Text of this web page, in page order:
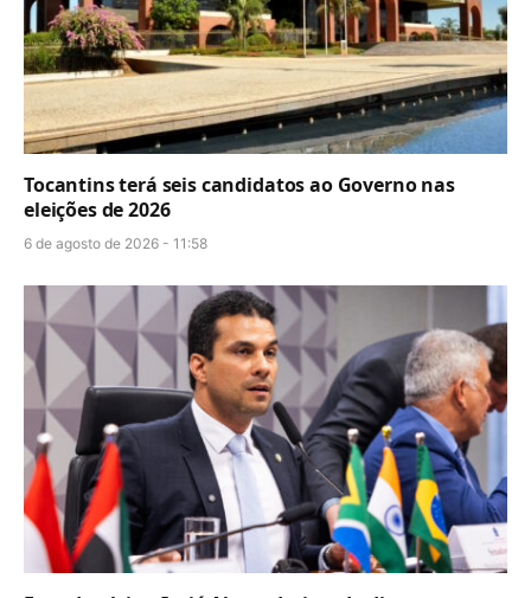
Tocantins terá seis candidatos ao Governo nas
eleições de 2026
6 de agosto de 2026 - 11:58